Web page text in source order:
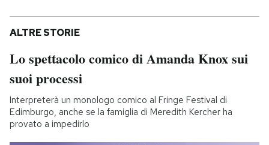
ALTRE STORIE
Lo spettacolo comico di Amanda Knox sui
suoi processi
Interpreterà un monologo comico al Fringe Festival di
Edimburgo, anche se la famiglia di Meredith Kercher ha
provato a impedirlo